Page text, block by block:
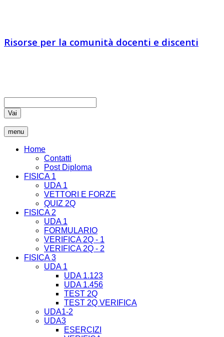
Risorse per la comunità docenti e discenti
Vai
menu
Home
Contatti
Post Diploma
FISICA 1
UDA 1
VETTORI E FORZE
QUIZ 2Q
FISICA 2
UDA 1
FORMULARIO
VERIFICA 2Q - 1
VERIFICA 2Q - 2
FISICA 3
UDA 1
UDA 1.123
UDA 1.456
TEST 2Q
TEST 2Q VERIFICA
UDA1-2
UDA3
ESERCIZI